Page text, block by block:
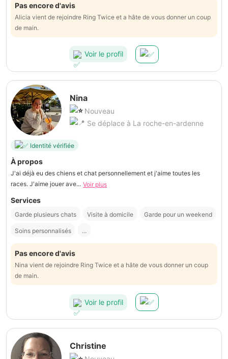
Pas encore d'avis
Alicia vient de rejoindre Ring Twice et a hâte de vous donner un coup
de main.
Voir le profil
Nina
Nouveau
Se déplace à La roche-en-ardenne
Identité vérifiée
À propos
J'ai déjà eu des chiens et chat personnellement et j'aime toutes les
races. J'aime jouer ave... Voir plus
Services
Garde plusieurs chats Visite à domicile Garde pour un weekend
Soins personnalisés ...
Pas encore d'avis
Nina vient de rejoindre Ring Twice et a hâte de vous donner un coup
de main.
Voir le profil
Christine